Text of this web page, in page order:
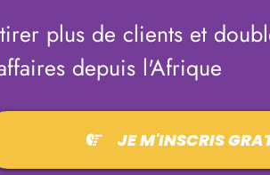
plus de clients et
depuis l'Afrique
JE M'INSCRIS